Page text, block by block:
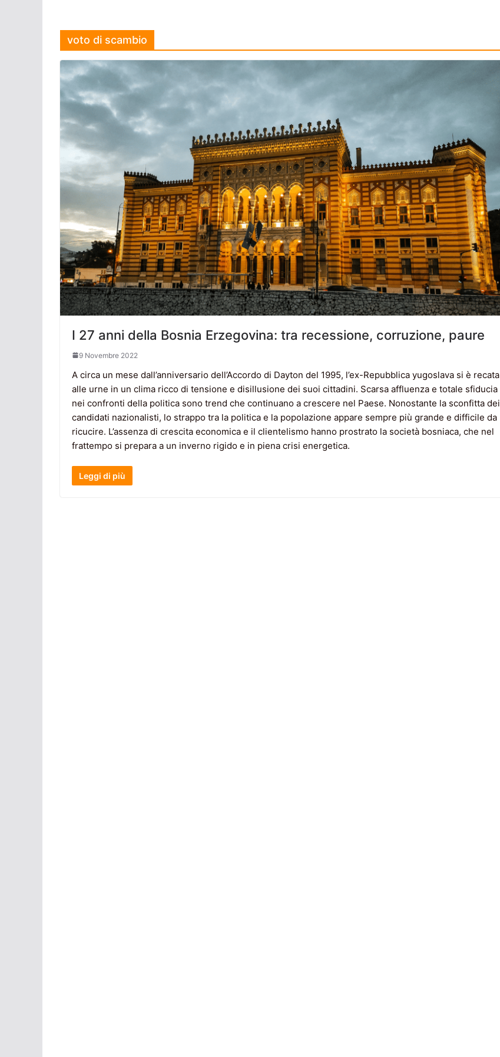
voto di scambio
I 27 anni della Bosnia Erzegovina: tra recessione, corruzione, paure
9 Novembre 2022
A circa un mese dall’anniversario dell’Accordo di Dayton del 1995, l’ex-Repubblica yugoslava si è recata
alle urne in un clima ricco di tensione e disillusione dei suoi cittadini. Scarsa affluenza e totale sfiducia
nei confronti della politica sono trend che continuano a crescere nel Paese. Nonostante la sconfitta dei
candidati nazionalisti, lo strappo tra la politica e la popolazione appare sempre più grande e difficile da
ricucire. L’assenza di crescita economica e il clientelismo hanno prostrato la società bosniaca, che nel
frattempo si prepara a un inverno rigido e in piena crisi energetica.
Leggi di più